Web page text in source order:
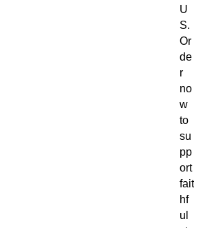
U
S.
Or
de
r
no
w
to
su
pp
ort
fait
hf
ul